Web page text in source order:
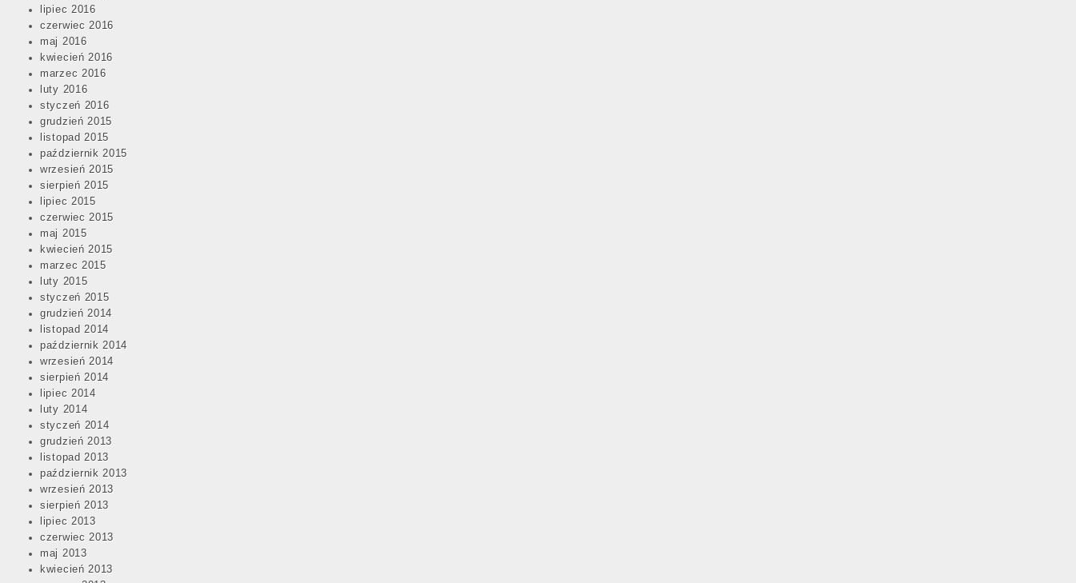
lipiec 2016
czerwiec 2016
maj 2016
kwiecień 2016
marzec 2016
luty 2016
styczeń 2016
grudzień 2015
listopad 2015
październik 2015
wrzesień 2015
sierpień 2015
lipiec 2015
czerwiec 2015
maj 2015
kwiecień 2015
marzec 2015
luty 2015
styczeń 2015
grudzień 2014
listopad 2014
październik 2014
wrzesień 2014
sierpień 2014
lipiec 2014
luty 2014
styczeń 2014
grudzień 2013
listopad 2013
październik 2013
wrzesień 2013
sierpień 2013
lipiec 2013
czerwiec 2013
maj 2013
kwiecień 2013